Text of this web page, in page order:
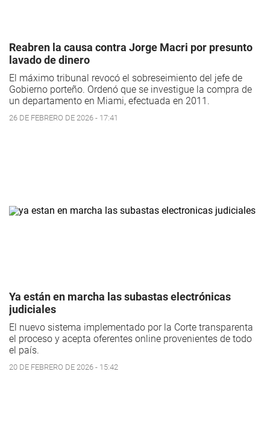
Reabren la causa contra Jorge Macri por presunto
lavado de dinero
El máximo tribunal revocó el sobreseimiento del jefe de
Gobierno porteño. Ordenó que se investigue la compra de
un departamento en Miami, efectuada en 2011.
26 DE FEBRERO DE 2026 - 17:41
Ya están en marcha las subastas electrónicas
judiciales
El nuevo sistema implementado por la Corte transparenta
el proceso y acepta oferentes online provenientes de todo
el país.
20 DE FEBRERO DE 2026 - 15:42